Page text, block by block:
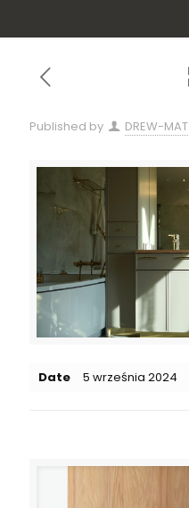
Published by DREW-MAT
Date 5 września 2024